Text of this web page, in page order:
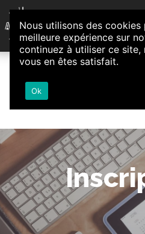
Aller au contenu
Association d'Animation
Loire-Authion
Nous utilisons des
meilleure expérience sur
continuez à utiliser ce site,
vous en êtes satisfait.
Ok